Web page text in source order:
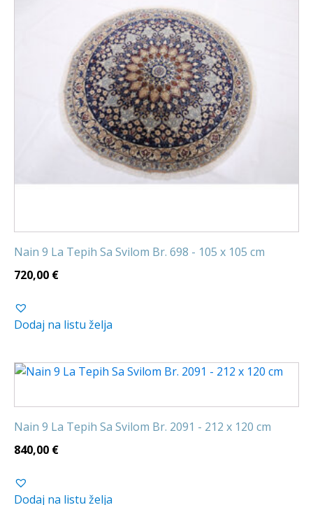
Nain 9 La Tepih Sa Svilom Br. 698 - 105 x 105 cm
720,00 €
Dodaj na listu želja
Nain 9 La Tepih Sa Svilom Br. 2091 - 212 x 120 cm
840,00 €
Dodaj na listu želja